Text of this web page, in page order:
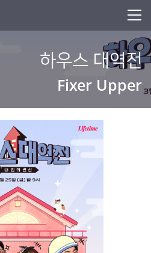
하우스 대역전
Fixer Upper